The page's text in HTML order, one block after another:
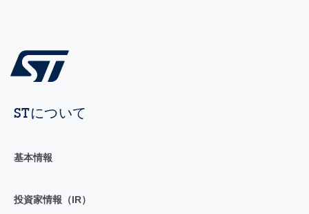
STについて
基本情報
投資家情報（IR）